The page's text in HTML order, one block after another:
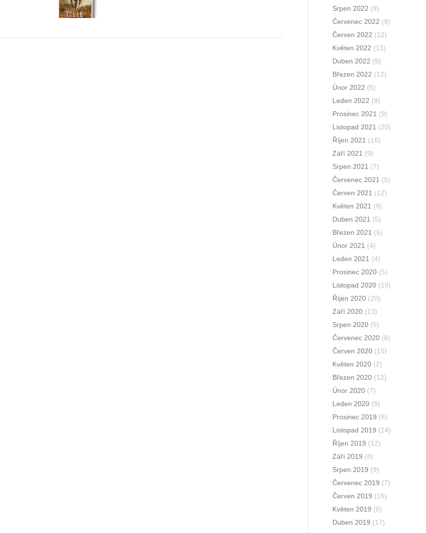
Srpen 2022 (9)
Červenec 2022 (8)
Červen 2022 (12)
Květen 2022 (13)
Duben 2022 (9)
Březen 2022 (12)
Únor 2022 (5)
Leden 2022 (8)
Prosinec 2021 (9)
Listopad 2021 (20)
Říjen 2021 (16)
Září 2021 (9)
Srpen 2021 (7)
Červenec 2021 (5)
Červen 2021 (12)
Květen 2021 (9)
Duben 2021 (5)
Březen 2021 (5)
Únor 2021 (4)
Leden 2021 (4)
Prosinec 2020 (5)
Listopad 2020 (19)
Říjen 2020 (20)
Září 2020 (13)
Srpen 2020 (5)
Červenec 2020 (8)
Červen 2020 (15)
Květen 2020 (2)
Březen 2020 (12)
Únor 2020 (7)
Leden 2020 (9)
Prosinec 2019 (6)
Listopad 2019 (14)
Říjen 2019 (12)
Září 2019 (8)
Srpen 2019 (9)
Červenec 2019 (7)
Červen 2019 (16)
Květen 2019 (6)
Duben 2019 (17)